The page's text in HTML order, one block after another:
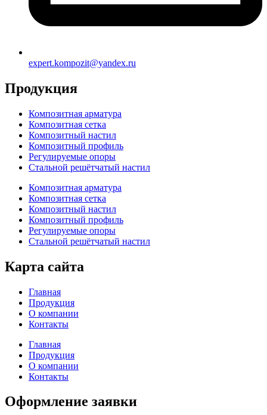
expert.kompozit@yandex.ru
Продукция
Композитная арматура
Композитная сетка
Композитный настил
Композитный профиль
Регулируемые опоры
Стальной решётчатый настил
Композитная арматура
Композитная сетка
Композитный настил
Композитный профиль
Регулируемые опоры
Стальной решётчатый настил
Карта сайта
Главная
Продукция
О компании
Контакты
Главная
Продукция
О компании
Контакты
Оформление заявки